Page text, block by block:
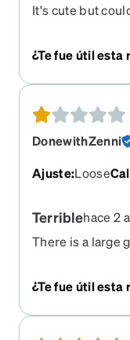
It's cute but
easy.
¿Te fue útil esta
DonewithZenni
Ajuste:Loose
Terriblehace 2
There is a large
Don’t buy
¿Te fue útil esta